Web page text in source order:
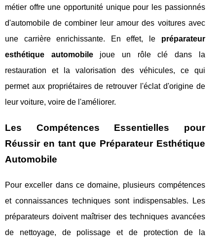
métier offre une opportunité unique pour les passionnés
d'automobile de combiner leur amour des voitures avec
une carrière enrichissante. En effet, le préparateur
esthétique automobilejoue un rôle clé dans la
restauration et la valorisation des véhicules, ce qui
permet aux propriétaires de retrouver l'éclat d'origine de
leur voiture, voire de l'améliorer.
Les Compétences Essentielles pour
Réussir en tant que Préparateur Esthétique
Automobile
Pour exceller dans ce domaine, plusieurs compétences
et connaissances techniques sont indispensables. Les
préparateurs doivent maîtriser des techniques avancées
de nettoyage, de polissage et de protection de la